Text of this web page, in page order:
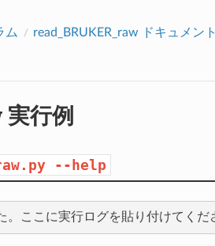
ム
read_BRUKER_raw ドキュメント
行例
--help